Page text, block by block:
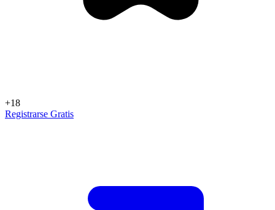
+18
Registrarse Gratis